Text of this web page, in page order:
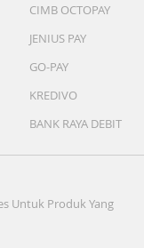
CIMB OCTOPAY
JENIUS PAY
GO-PAY
KREDIVO
BANK RAYA DEBIT
Untuk Produk Yang